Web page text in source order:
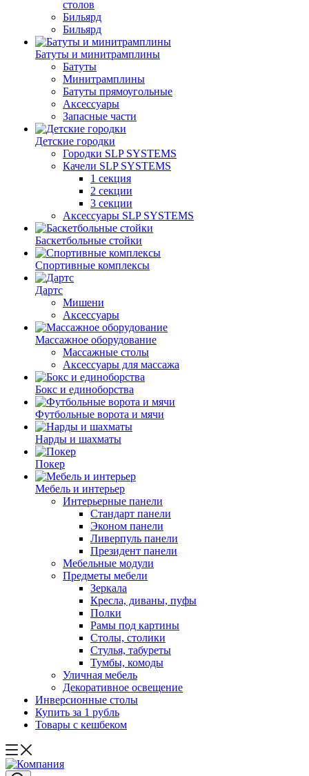
столов
Бильяpд
Бильяpд
Батуты и минитрамплины
Батуты
Минитрамплины
Батуты прямоугольные
Аксессуары
Запасные части
Детские городки
Городки SLP SYSTEMS
Качели SLP SYSTEMS
1 секция
2 секции
3 секции
Аксессуары SLP SYSTEMS
Баскетбольные стойки
Спортивные комплексы
Дартс
Мишени
Аксессуары
Массажное оборудование
Массажные столы
Аксессуары для массажа
Бокс и единоборства
Футбольные ворота и мячи
Нарды и шахматы
Покер
Мебель и интерьер
Интерьерные панели
Стандарт панели
Эконом панели
Ливерпуль панели
Президент панели
Мебельные модули
Предметы мебели
Зеркала
Кресла, диваны, пуфы
Полки
Рамы под картины
Столы, столики
Стулья, табуреты
Тумбы, комоды
Уличная мебель
Декоративное освещение
Инверсионные столы
Купить за 1 рубль
Товары с кешбеком